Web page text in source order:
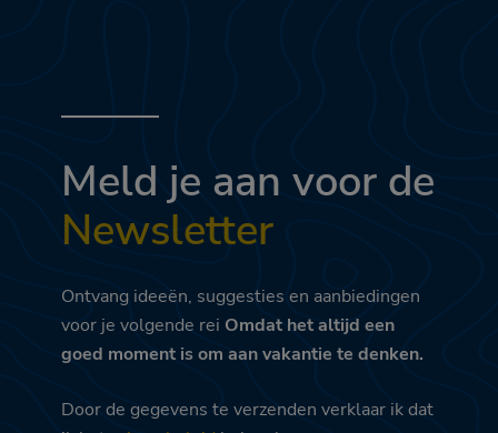
Meld je aan voor de
Newsletter
Ontvang ideeën, suggesties en aanbiedingen
voor je volgende rei Omdat het altijd een
goed moment is om aan vakantie te denken.
Door de gegevens te verzenden verklaar ik dat